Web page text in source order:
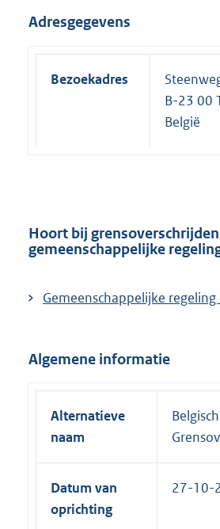
Adresgegevens
Bezoekadres
B-23 00
België
Hoort bij
gemeenschappelijke
Gemeenschappelijke regeling
Algemene informatie
Alternatieve
naam
Datum van
oprichting
27-10-